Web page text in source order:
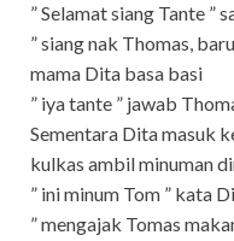
” Selamat siang Tante ”
” siang nak Thomas,
mama Dita basa basi
” iya tante ” jawab
Sementara Dita masuk
kulkas ambil minuman
” ini minum Tom ” kata
” mengajak Tomas